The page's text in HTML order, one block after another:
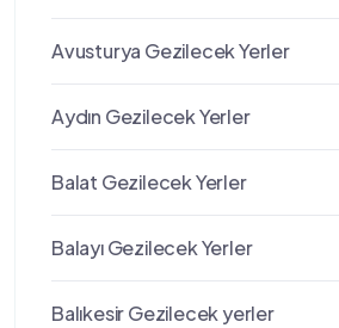
Avusturya Gezilecek Yerler
Aydın Gezilecek Yerler
Balat Gezilecek Yerler
Balayı Gezilecek Yerler
Balıkesir Gezilecek yerler